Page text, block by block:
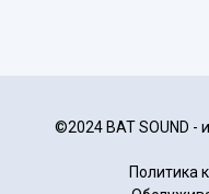
©2024 BAT SOUND -
Политика